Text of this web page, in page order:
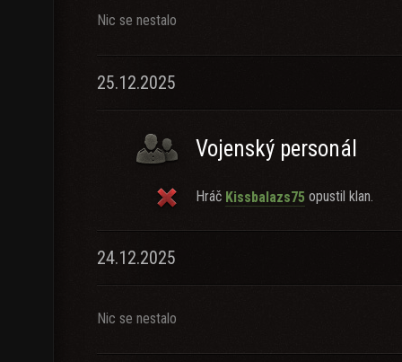
Nic se nestalo
25.12.2025
Vojenský personál
Hráč Kissbalazs75 opustil klan.
24.12.2025
Nic se nestalo